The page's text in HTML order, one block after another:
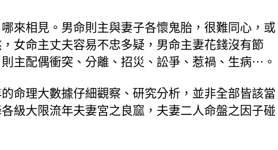
來相見。男命則主與妻子各懷鬼胎，很難同心，或
女命主丈夫容易不忠多疑，男命主妻花錢沒有節
主配偶衝突、分離、招災、訟爭、惹禍、生病⋯。
命理大數據仔細觀察、研究分析，並非全部皆該當
級大限流年夫妻宮之良窳，夫妻二人命盤之因子碰